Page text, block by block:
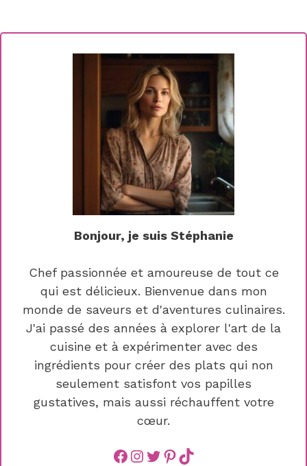
Bonjour, je suis Stéphanie
Chef passionnée et amoureuse de tout ce
qui est délicieux. Bienvenue dans mon
monde de saveurs et d'aventures culinaires.
J'ai passé des années à explorer l'art de la
cuisine et à expérimenter avec des
ingrédients pour créer des plats qui non
seulement satisfont vos papilles
gustatives, mais aussi réchauffent votre
cœur.
Facebook
instagram
Twitter
Pinterest
TikTok